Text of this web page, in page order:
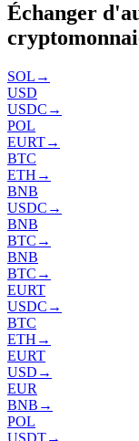
Échanger
SOL →
USD
USDC →
POL
EURT→
BTC
ETH →
BNB
USDC →
BNB
BTC →
BNB
BTC →
EURT
USDC →
BTC
ETH →
EURT
USD →
EUR
BNB →
POL